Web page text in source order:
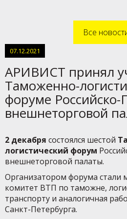
Все
07.12.2021
АРИВИСТ принял
Таможенно-
форуме Российско-
внешнеторговой
2 декабря состоялся шестой
логистический форум
внешнеторговой палаты.
Организатором форума стали
комитет ВТП по таможне,
транспорту и аналогичная
Санкт-Петербурга.